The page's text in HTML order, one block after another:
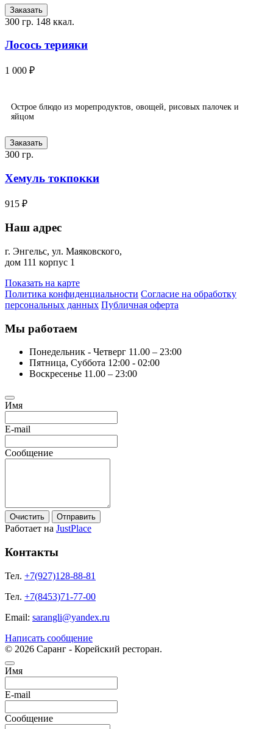
Заказать
300 гр. 148 ккал.
Лосось терияки
1 000 ₽
Острое блюдо из морепродуктов, овощей, рисовых палочек и
яйцом
Заказать
300 гр.
Хемуль токпокки
915 ₽
Наш адрес
г. Энгельс, ул. Маяковского,
дом 111 корпус 1
Показать на карте
Политика конфиденциальности Согласие на обработку
персональных данных Публичная оферта
Мы работаем
Понедельник - Четверг 11.00 – 23:00
Пятница, Суббота 12:00 - 02:00
Воскресенье 11.00 – 23:00
Имя
E-mail
Сообщение
Очистить Отправить
Работает на JustPlace
Контакты
Тел. +7(927)128-88-81
Тел. +7(8453)71-77-00
Email: sarangli@yandex.ru
Написать сообщение
© 2026 Саранг - Корейский ресторан.
Имя
E-mail
Сообщение